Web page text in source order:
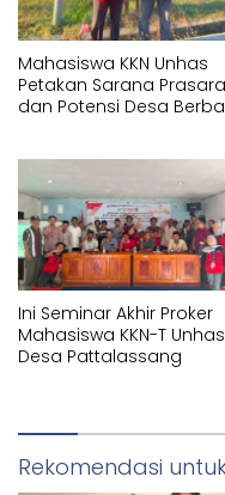
Mahasiswa KKN Unhas
Petakan Sarana
dan Potensi Desa
Ini Seminar Akhir Proker
Mahasiswa KKN-T
Desa Pattalassang
Rekomendasi